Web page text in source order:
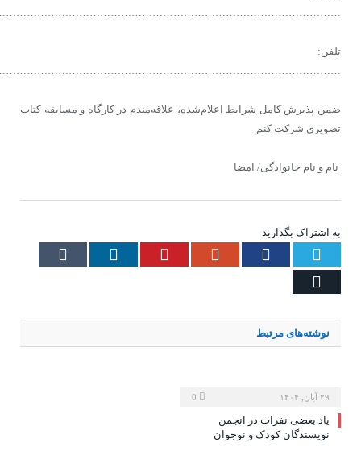
تلفن:
ضمن پذیرش کامل شرایط اعلام‌شده، علاقه‌مندم در کارگاه و مسابقه کتاب
تصویری شرکت کنم.
نام و نام خانوادگی/ امضا
به اشتراک بگذارید
Twitter
Facebook
Google+
Pinterest
LinkedIn
نوشته‌های مرتبط
۲۹ آبان, ۱۴۰۴
یاد بعضی نفرات در انجمن
نویسندگان کودک و نوجوان